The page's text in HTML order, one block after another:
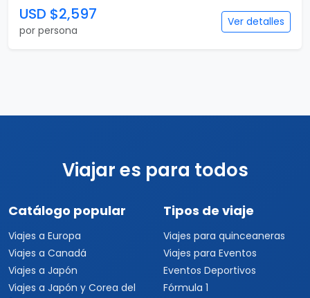
USD $2,597
por persona
Ver detalles
Viajar es para todos
Catálogo popular
Viajes a Europa
Viajes a Canadá
Viajes a Japón
Viajes a Japón y Corea del
Tipos de viaje
Viajes para quinceaneras
Viajes para Eventos
Eventos Deportivos
Fórmula 1